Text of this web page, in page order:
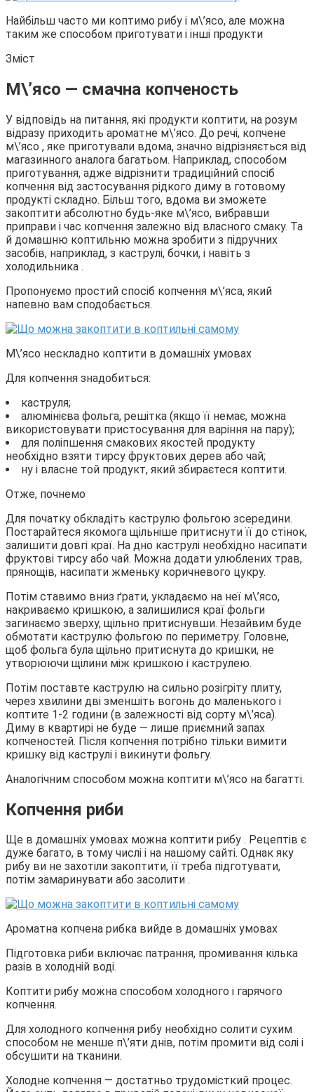
Найбільш часто ми коптимо рибу і м\’ясо, але можна
таким же способом приготувати і інші продукти
Зміст
М\’ясо — смачна копченость
У відповідь на питання, які продукти коптити, на розум
відразу приходить ароматне м\’ясо. До речі, копчене
м\’ясо , яке приготували вдома, значно відрізняється від
магазинного аналога багатьом. Наприклад, способом
приготування, адже відрізнити традиційний спосіб
копчення від застосування рідкого диму в готовому
продукті складно. Більш того, вдома ви зможете
закоптити абсолютно будь-яке м\’ясо, вибравши
приправи і час копчення залежно від власного смаку. Та
й домашню коптильню можна зробити з підручних
засобів, наприклад, з каструлі, бочки, і навіть з
холодильника .
Пропонуємо простий спосіб копчення м\’яса, який
напевно вам сподобається.
М\’ясо нескладно коптити в домашніх умовах
Для копчення знадобиться:
каструля;
алюмінієва фольга, решітка (якщо її немає, можна
використовувати пристосування для варіння на пару);
для поліпшення смакових якостей продукту
необхідно взяти тирсу фруктових дерев або чай;
ну і власне той продукт, який збираєтеся коптити.
Отже, почнемо
Для початку обкладіть каструлю фольгою зсередини.
Постарайтеся якомога щільніше притиснути її до стінок,
залишити довгі краї. На дно каструлі необхідно насипати
фруктові тирсу або чай. Можна додати улюблених трав,
прянощів, насипати жменьку коричневого цукру.
Потім ставимо вниз ґрати, укладаємо на неї м\’ясо,
накриваємо кришкою, а залишилися краї фольги
загинаємо зверху, щільно притиснувши. Незайвим буде
обмотати каструлю фольгою по периметру. Головне,
щоб фольга була щільно притиснута до кришки, не
утворюючи щілини між кришкою і каструлею.
Потім поставте каструлю на сильно розігріту плиту,
через хвилини дві зменшіть вогонь до маленького і
коптите 1-2 години (в залежності від сорту м\’яса).
Диму в квартирі не буде — лише приємний запах
копченостей. Після копчення потрібно тільки вимити
кришку від каструлі і викинути фольгу.
Аналогічним способом можна коптити м\’ясо на багатті.
Копчення риби
Ще в домашніх умовах можна коптити рибу . Рецептів є
дуже багато, в тому числі і на нашому сайті. Однак яку
рибу ви не захотіли закоптити, її треба підготувати,
потім замаринувати або засолити .
Ароматна копчена рибка вийде в домашніх умовах
Підготовка риби включає патрання, промивання кілька
разів в холодній воді.
Коптити рибу можна способом холодного і гарячого
копчення.
Для холодного копчення рибу необхідно солити сухим
способом не менше п\’яти днів, потім промити від солі і
обсушити на тканини.
Холодне копчення — достатньо трудомісткий процес.